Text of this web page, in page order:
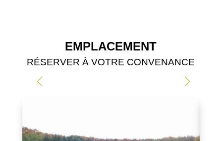
EMPLACEMENT
RÉSERVER À VOTRE CONVENANCE